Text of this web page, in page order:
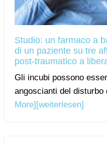
Studio: un farmaco a
di un paziente su tre
post-traumatico a
Gli incubi possono
angoscianti del
More] [weiterlesen]